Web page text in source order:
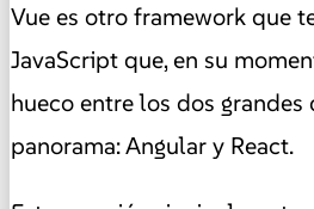
Vue es otro framework que
JavaScript que, en su
hueco entre los dos
panorama: Angular y React.